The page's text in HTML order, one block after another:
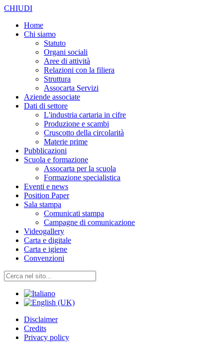
CHIUDI
Home
Chi siamo
Statuto
Organi sociali
Aree di attività
Relazioni con la filiera
Struttura
Assocarta Servizi
Aziende associate
Dati di settore
L'industria cartaria in cifre
Produzione e scambi
Cruscotto della circolarità
Materie prime
Pubblicazioni
Scuola e formazione
Assocarta per la scuola
Formazione specialistica
Eventi e news
Position Paper
Sala stampa
Comunicati stampa
Campagne di comunicazione
Videogallery
Carta e digitale
Carta e igiene
Convenzioni
Disclaimer
Credits
Privacy policy